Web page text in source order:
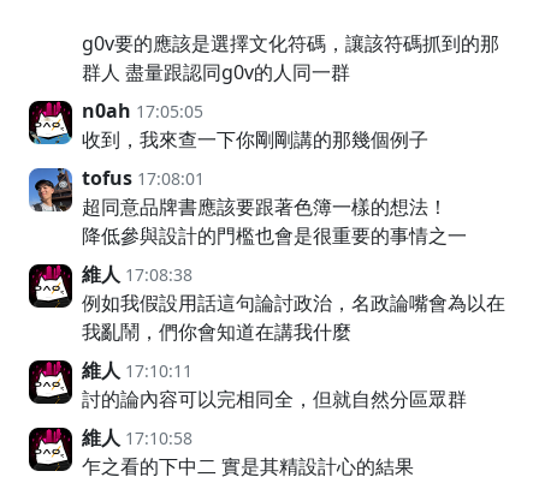
g0v要的應該是選擇文化符碼，讓該符碼抓到的那
群人 盡量跟認同g0v的人同一群
n0ah 17:05:05
收到，我來查一下你剛剛講的那幾個例子
tofus 17:08:01
超同意品牌書應該要跟著色簿一樣的想法！
降低參與設計的門檻也會是很重要的事情之一
維人 17:08:38
例如我假設用話這句論討政治，名政論嘴會為以在
我亂鬧，們你會知道在講我什麼
維人 17:10:11
討的論內容可以完相同全，但就自然分區眾群
維人 17:10:58
乍之看的下中二 實是其精設計心的結果